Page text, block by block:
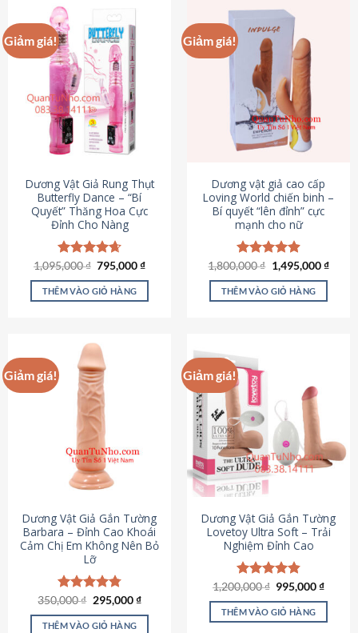
Giảm giá!
Dương Vật Giả Rung Thụt
Butterfly Dance – “Bí
Quyết” Thăng Hoa Cực
Đỉnh Cho Nàng
Được xếp
hạng4.65
5 sao
1,095,000₫ Giá
là:
1,095,000 ₫.
795,000₫Giá
tại
THÊM VÀO GIỎ HÀNG
Giảm giá!
Dương vật giả cao cấp
Loving World chiến binh –
Bí quyết “lên đỉnh” cực
mạnh cho nữ
Được xếp
hạng4.89
5 sao
1,800,000₫ Giá
gốc
là:
1,800,000 ₫.
1,495,000₫Giá
THÊM VÀO GIỎ HÀNG
Giảm giá!
Dương Vật Giả Gắn Tường
Barbara – Đỉnh Cao Khoái
Cảm Chị Em Không Nên Bỏ
Lỡ
Được xếp
hạng4.79
5 sao
350,000₫ Giá
là:
295,000₫Giá
tại
THÊM VÀO GIỎ HÀNG
Giảm giá!
Dương Vật Giả Gắn Tường
Lovetoy Ultra Soft – Trải
Nghiệm Đỉnh Cao
Được xếp
hạng4.82
5 sao
1,200,000₫ Giá
là:
1,200,000 ₫.
995,000₫Giá
tại
THÊM VÀO GIỎ HÀNG